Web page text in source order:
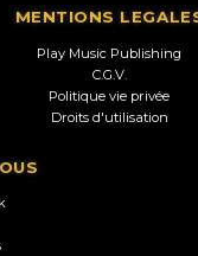
MENTIONS
Play Music Publishing
C.G.V.
Politique vie privée
Droits d'utilisation